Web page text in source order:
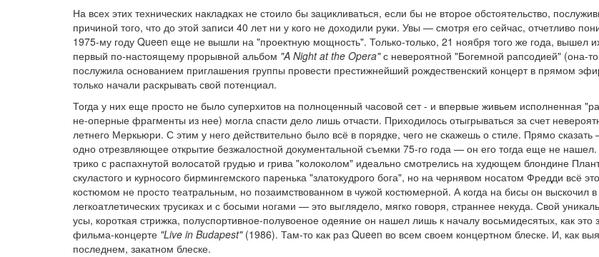
На всех этих технических накладках не стоило бы зацикливаться, если бы не второе обстоятельство,
причиной того, что до этой записи 40 лет ни у кого не доходили руки. Увы — смотря его сейчас, отчетливо
1975-му году Queen еще не вышли на "проектную мощность". Только-только, 21 ноября того же года, вышел
первый по-настоящему прорывной альбом "A Night at the Opera"с невероятной "Богемной рапсодией" (она-
послужила основанием приглашения группы провести престижнейший рождественский концерт в прямом
только начали раскрывать свой потенциал.
Тогда у них еще просто не было суперхитов на полноценный часовой сет - и впервые живьем исполненная
не-оперные фрагменты из нее) могла спасти дело лишь отчасти. Приходилось отыгрываться за счет
летнего Меркьюри. С этим у него действительно было всё в порядке, чего не скажешь о стиле. Прямо
одно отрезвляющее открытие безжалостной документальной съемки 75-го года — он его тогда еще не
трико с распахнутой волосатой грудью и грива "колоколом" идеально смотрелись на худющем блондине
скуластого и курносого бирмингемского паренька "златокудрого бога", но на чернявом носатом Фредди всё
костюмом не просто театральным, но позаимствованном в чужой костюмерной. А когда на бисы он выскочил
легкоатлетических трусиках и с босыми ногами — это выглядело, мягко говоря, страннее некуда. Свой
усы, короткая стрижка, полуспортивное-полувоеное одеяние он нашел лишь к началу восьмидесятых, как это
фильма-концерте "Live in Budapest"(1986). Там-то как раз Queen во всем своем концертном блеске. И, как
последнем, закатном блеске.